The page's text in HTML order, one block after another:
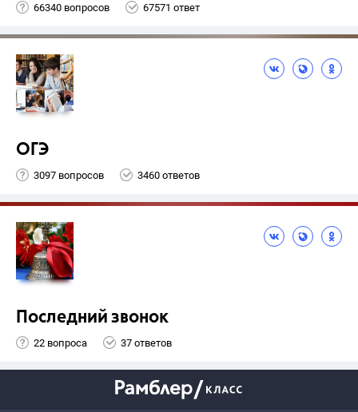
66340 вопросов 67571 ответ
ОГЭ
3097 вопросов 3460 ответов
Последний звонок
22 вопроса 37 ответов